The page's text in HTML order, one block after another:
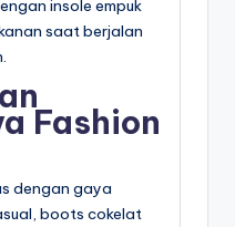
insole empuk
saat berjalan
Fashion
dengan gaya
boots cokelat